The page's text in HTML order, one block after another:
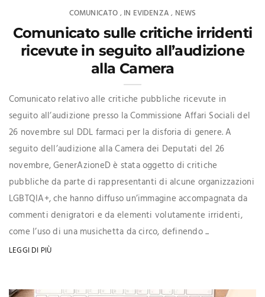
COMUNICATO , IN EVIDENZA , NEWS
Comunicato sulle critiche irridenti
ricevute in seguito all’audizione
alla Camera
Comunicato relativo alle critiche pubbliche ricevute in
seguito all’audizione presso la Commissione Affari Sociali del
26 novembre sul DDL farmaci per la disforia di genere. A
seguito dell’audizione alla Camera dei Deputati del 26
novembre, GenerAzioneD è stata oggetto di critiche
pubbliche da parte di rappresentanti di alcune organizzazioni
LGBTQIA+, che hanno diffuso un’immagine accompagnata da
commenti denigratori e da elementi volutamente irridenti,
come l’uso di una musichetta da circo, definendo ...
LEGGI DI PIÙ